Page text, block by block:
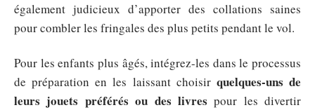
également judicieux d’apporter des collations saines
pour combler les fringales des plus petits pendant le vol.
Pour les enfants plus âgés, intégrez-les dans le processus
de préparation en les laissant choisir quelques-uns de
leurs jouets préférés ou des livres pour les divertir